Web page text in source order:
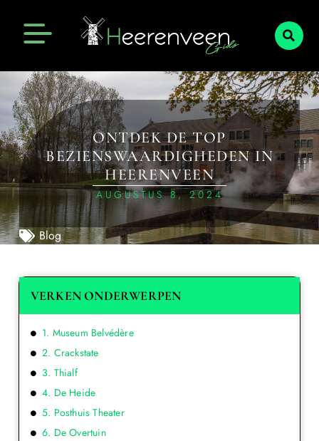
ONTDEK DE TOP
BEZIENSWAARDIGHEDEN IN
HEERENVEEN
AUGUSTUS 8, 2024
Blog
VERKEN ONDERWERPEN
1. Museum Belvédère
2. Crackstate
3. Thialf
4. De Heide
5. Posthuis Theater
6. De Overtuin